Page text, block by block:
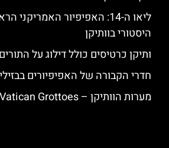
ליאו ה-14: האפיפיור האמריקני
היסטורי בוותיקן
ותיקן כרטיסים כולל דילוג על
חדרי הקבורה של האפיפיורים
מערות הוותיקן – Vatican Grottoes